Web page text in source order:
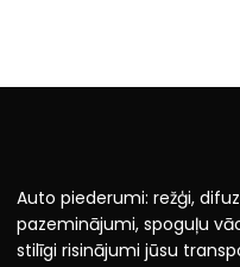
Auto piederumi: režģi,
pazeminājumi, spoguļu
stilīgi risinājumi jūsu